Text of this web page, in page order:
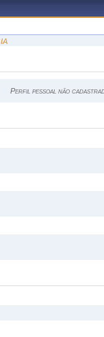
Perfil pessoal não